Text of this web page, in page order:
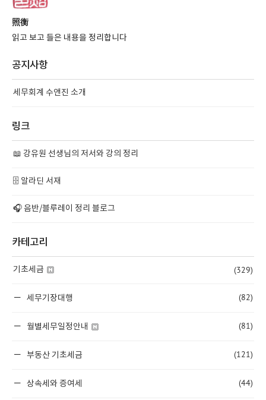
照衡
읽고 보고 들은 내용을 정리합니다
공지사항
세무회계 수앤진 소개
링크
📖 강유원 선생님의 저서와 강의 정리
🗄️ 알라딘 서재
🎧 음반/블루레이 정리 블로그
카테고리
기초세금 (329)
세무기장대행 (82)
월별세무일정안내 (81)
부동산 기초세금 (121)
상속세와 증여세 (44)